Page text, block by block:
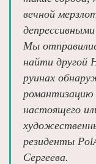
вечной
Мы
найти другой
руинах
романтизацию
настоящего
резиденты
Сергеева.